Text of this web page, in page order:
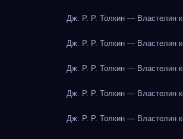
Дж. Р. Р. Толкин — Властелин
Дж. Р. Р. Толкин — Властелин
Дж. Р. Р. Толкин — Властелин
Дж. Р. Р. Толкин — Властелин
Дж. Р. Р. Толкин — Властелин